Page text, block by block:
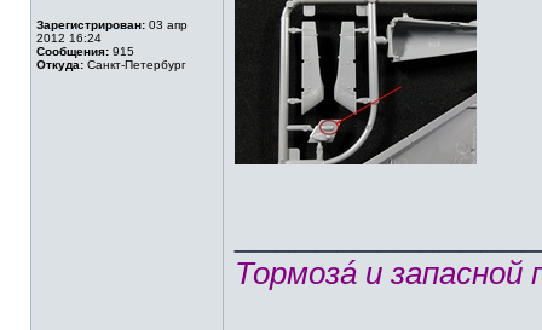
Зарегистрирован: 03 апр
2012 16:24
Сообщения: 915
Откуда: Санкт-Петербург
Тормозá и